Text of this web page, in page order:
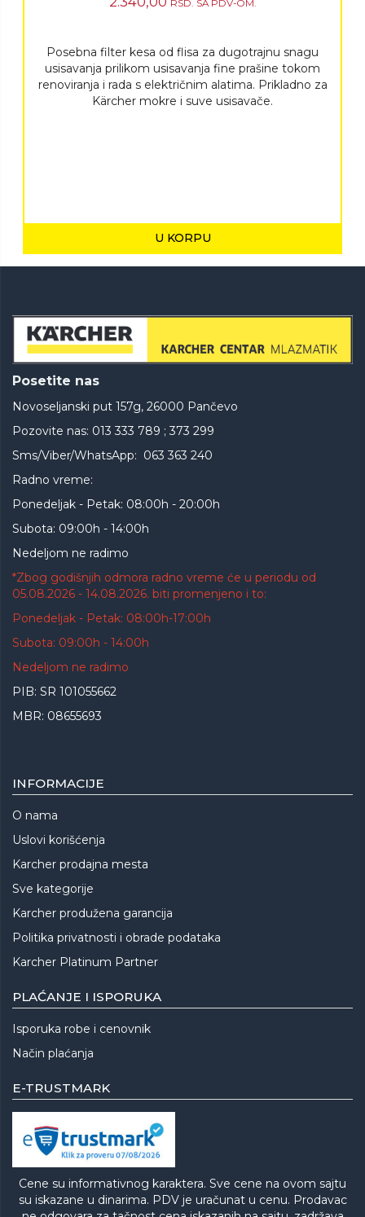
RSD. SA PDV-OM.
Posebna filter kesa od flisa za dugotrajnu snagu
usisavanja prilikom usisavanja fine prašine tokom
renoviranja i rada s električnim alatima. Prikladno za
Kärcher mokre i suve usisavače.
U KORPU
Posetite nas
Novoseljanski put 157g, 26000 Pančevo
Pozovite nas: 013 333 789 ; 373 299
Sms/Viber/WhatsApp: 063 363 240
Radno vreme:
Ponedeljak - Petak: 08:00h - 20:00h
Subota: 09:00h - 14:00h
Nedeljom ne radimo
*Zbog godišnjih odmora radno vreme će u periodu od
05.08.2026 - 14.08.2026. biti promenjeno i to:
Ponedeljak - Petak: 08:00h-17:00h
Subota: 09:00h - 14:00h
Nedeljom ne radimo
PIB: SR 101055662
MBR: 08655693
INFORMACIJE
O nama
Uslovi korišćenja
Karcher prodajna mesta
Sve kategorije
Karcher produžena garancija
Politika privatnosti i obrade podataka
Karcher Platinum Partner
PLAĆANJE I ISPORUKA
Isporuka robe i cenovnik
Način plaćanja
E-TRUSTMARK
Cene su informativnog karaktera. Sve cene na ovom sajtu
su iskazane u dinarima. PDV je uračunat u cenu. Prodavac